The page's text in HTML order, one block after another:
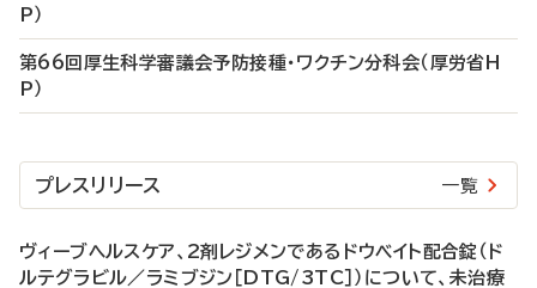
P）
第66回厚生科学審議会予防接種・ワクチン分科会（厚労省H
P）
プレスリリース 一覧
ヴィーブヘルスケア、2剤レジメンであるドウベイト配合錠（ド
ルテグラビル／ラミブジン［DTG/3TC］）について、未治療